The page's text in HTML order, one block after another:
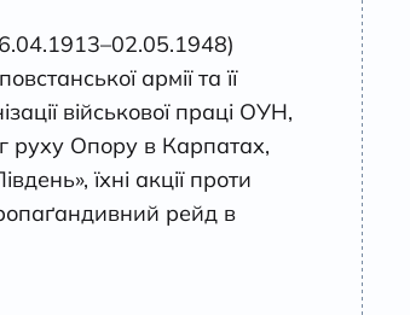
армії та її
військової праці ОУН,
руху Опору в Карпатах,
їхні акції проти
рейд в